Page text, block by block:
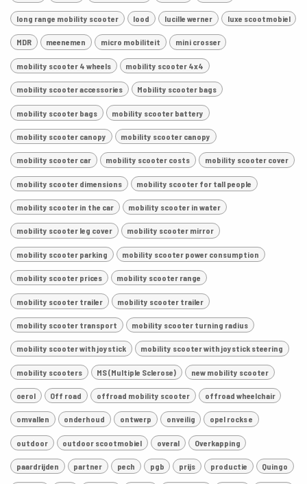
long range mobility scooter lood lucille werner luxe scootmobiel
MDR meenemen micro mobiliteit mini crosser
mobility scooter 4 wheels mobility scooter 4x4
mobility scooter accessories Mobility scooter bags
mobility scooter bags mobility scooter battery
mobility scooter canopy mobility scooter canopy
mobility scooter car mobility scooter costs mobility scooter cover
mobility scooter dimensions mobility scooter for tall people
mobility scooter in the car mobility scooter in water
mobility scooter leg cover mobility scooter mirror
mobility scooter parking mobility scooter power consumption
mobility scooter prices mobility scooter range
mobility scooter trailer mobility scooter trailer
mobility scooter transport mobility scooter turning radius
mobility scooter with joystick mobility scooter with joystick steering
mobility scooters MS (Multiple Sclerose) new mobility scooter
oerol Off road offroad mobility scooter offroad wheelchair
omvallen onderhoud ontwerp onveilig opel rocks e
outdoor outdoor scootmobiel overal Overkapping
paardrijden partner pech pgb prijs productie Quingo